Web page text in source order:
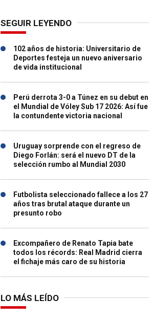
SEGUIR LEYENDO
102 años de historia: Universitario de
Deportes festeja un nuevo aniversario
de vida institucional
Perú derrota 3-0 a Túnez en su debut en
el Mundial de Vóley Sub 17 2026: Así fue
la contundente victoria nacional
Uruguay sorprende con el regreso de
Diego Forlán: será el nuevo DT de la
selección rumbo al Mundial 2030
Futbolista seleccionado fallece a los 27
años tras brutal ataque durante un
presunto robo
Excompañero de Renato Tapia bate
todos los récords: Real Madrid cierra
el fichaje más caro de su historia
LO MÁS LEÍDO